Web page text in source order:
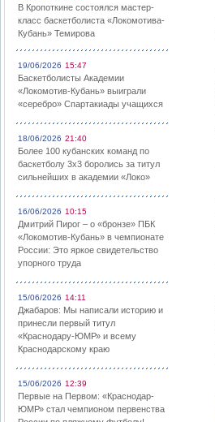
В Кропоткине состоялся мастер-
класс баскетболиста «Локомотива-
Кубань» Темирова
19/06/2026 15:47
Баскетболисты Академии
«Локомотив-Кубань» выиграли
«серебро» Спартакиады учащихся
18/06/2026 21:40
Более 100 кубанских команд по
баскетболу 3х3 боролись за титул
сильнейших в академии «Локо»
16/06/2026 10:15
Дмитрий Пирог – о «бронзе» ПБК
«Локомотив-Кубань» в чемпионате
России: Это яркое свидетельство
упорного труда
15/06/2026 14:11
Джабаров: Мы написали историю и
принесли первый титул
«Краснодару-ЮМР» и всему
Краснодарскому краю
15/06/2026 12:39
Первые на Первом: «Краснодар-
ЮМР» стал чемпионом первенства